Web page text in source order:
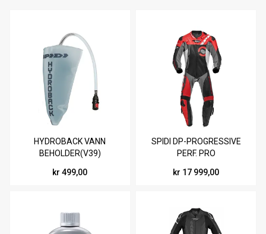
HYDROBACK VANN
BEHOLDER(V39)
kr 499,00
SPIDI DP-PROGRESSIVE
PERF. PRO
kr 17 999,00